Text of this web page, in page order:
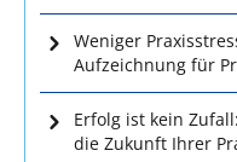
Weniger
Aufzeichnung für
Erfolg ist kein
die Zukunft Ihrer